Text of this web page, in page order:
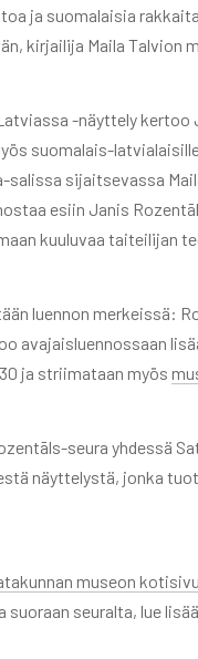
ja suomalaisia
kirjailija Maila Talvion
-näyttely
suomalais-
salissa sijaitsevassa
esiin Janis
kuuluvaa taiteilijan
luennon merkeissä:
avajaisluennossaan
ja striimataan myös
seura yhdessä
näyttelystä, jonka
museon
seuralta, lue lisää